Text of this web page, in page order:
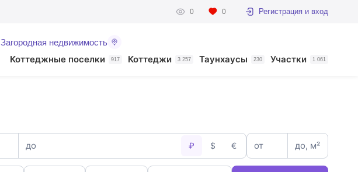
0 0 Регистрация и вход
Загородная недвижимость
Коттеджные поселки 917 Коттеджи 3 257 Таунхаусы 230 Участки 1 061
до ₽ $ € от до, м²